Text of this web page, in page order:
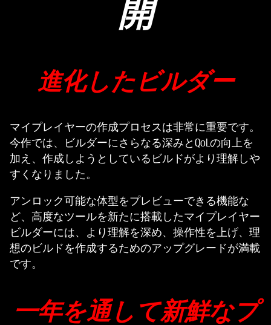
開
進化したビルダー
マイプレイヤーの作成プロセスは非常に重要です。
今作では、ビルダーにさらなる深みとQoLの向上を
加え、作成しようとしているビルドがより理解しや
すくなりました。
アンロック可能な体型をプレビューできる機能な
ど、高度なツールを新たに搭載したマイプレイヤー
ビルダーには、より理解を深め、操作性を上げ、理
想のビルドを作成するためのアップグレードが満載
です。
一年を通して新鮮なプ